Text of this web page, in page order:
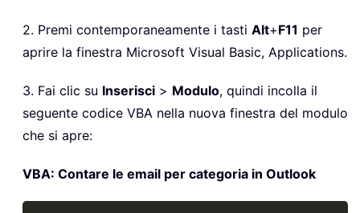
2. Premi contemporaneamente i tasti Alt+F11 per
aprire la finestra Microsoft Visual Basic, Applications.
3. Fai clic su Inserisci > Modulo, quindi incolla il
seguente codice VBA nella nuova finestra del modulo
che si apre:
VBA: Contare le email per categoria in Outlook